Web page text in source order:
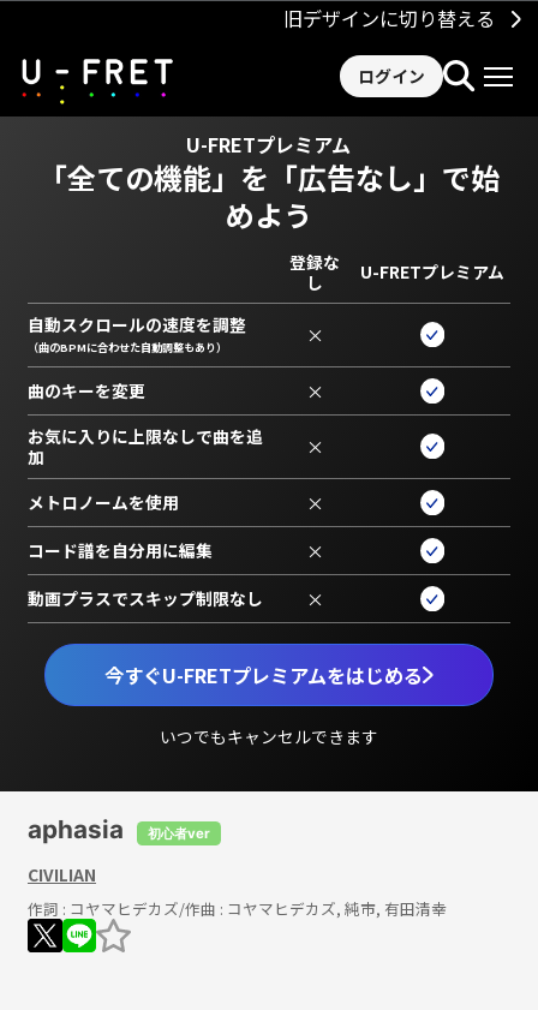
旧デザインに切り替える
ログイン
U-FRETプレミアム
「全ての機能」を 「広告なし」で始
めよう
今すぐU-FRETプレミアムをはじめる
いつでもキャンセルできます
登録な
し
U-FRETプレミアム
自動スクロールの速度を調整
（曲のBPMに合わせた自動調整もあり） ×
曲のキーを変更 ×
お気に入りに上限なしで曲を追
加
×
メトロノームを使用 ×
コード譜を自分用に編集 ×
動画プラスでスキップ制限なし ×
aphasia 初心者ver
CIVILIAN
作詞 : コヤマヒデカズ/作曲 : コヤマヒデカズ, 純市, 有田清幸